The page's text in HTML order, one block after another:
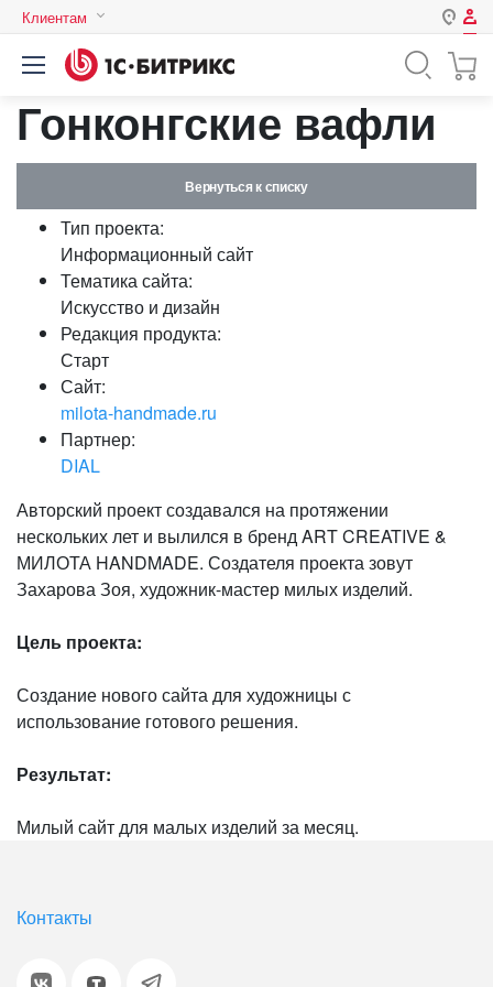
Клиентам
Казахстан
Беларусь
Авторизация
Зарегистрироваться
Логин
Пароль
Гонконгские вафли
Вернуться к списку
Тип проекта:
Информационный сайт
Тематика сайта:
Искусство и дизайн
Редакция продукта:
Старт
Сайт:
milota-handmade.ru
Партнер:
DIAL
Авторский проект создавался на протяжении
нескольких лет и вылился в бренд ART CREATIVE &
МИЛОТА HANDMADE. Создателя проекта зовут
Захарова Зоя, художник-мастер милых изделий.
Цель проекта:
Создание нового сайта для художницы с
использование готового решения.
Результат:
Милый сайт для малых изделий за месяц.
Контакты